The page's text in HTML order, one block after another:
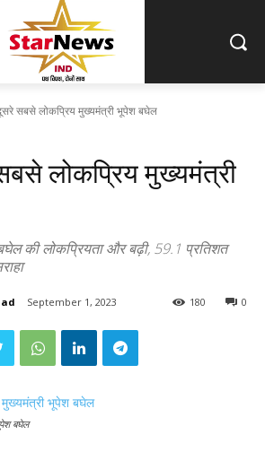
सबसे लोकप्रिय मुख्यमंत्री भूपेश बघेल
लोकप्रिय मुख्यमंत्री
की लोकप्रियता और बढ़ी, 59.1 प्रतिशत
September 1, 2023 0
180
बघेल